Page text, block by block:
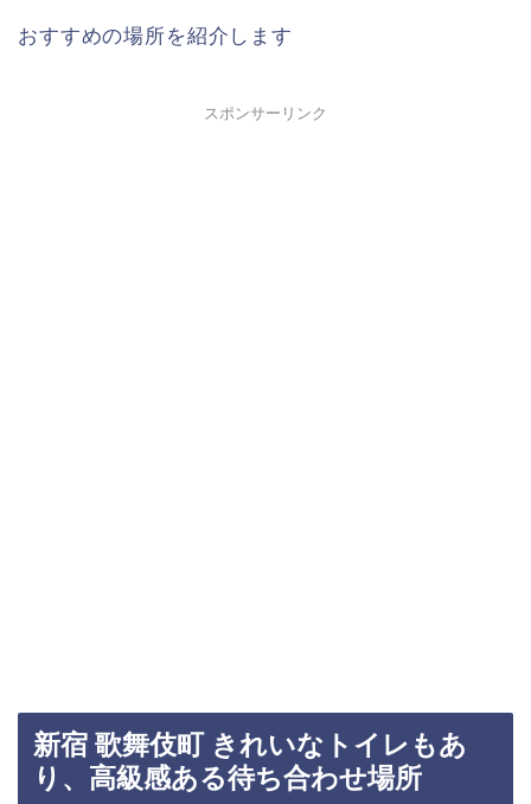
おすすめの場所を紹介します
スポンサーリンク
新宿 歌舞伎町 きれいなトイレもあ
り、高級感ある待ち合わせ場所